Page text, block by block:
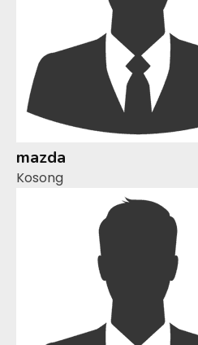
mazda
Kosong